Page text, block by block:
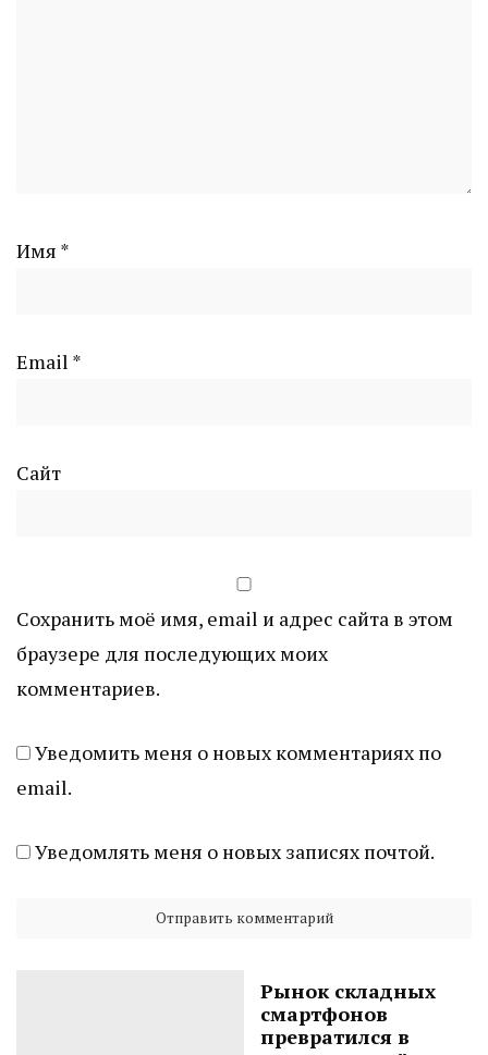
Имя *
Email *
Сайт
Сохранить моё имя, email и адрес сайта в этом
браузере для последующих моих
комментариев.
Уведомить меня о новых комментариях по
email.
Уведомлять меня о новых записях почтой.
Рынок складных
смартфонов
превратился в